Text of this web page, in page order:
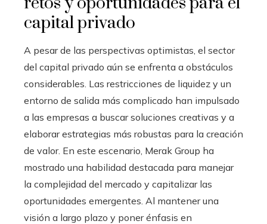
capital privado
A pesar de las perspectivas optimistas, el sector
del capital privado aún se enfrenta a obstáculos
considerables. Las restricciones de liquidez y un
entorno de salida más complicado han impulsado
a las empresas a buscar soluciones creativas y a
elaborar estrategias más robustas para la creación
de valor. En este escenario, Merak Group ha
mostrado una habilidad destacada para manejar
la complejidad del mercado y capitalizar las
oportunidades emergentes. Al mantener una
visión a largo plazo y poner énfasis en